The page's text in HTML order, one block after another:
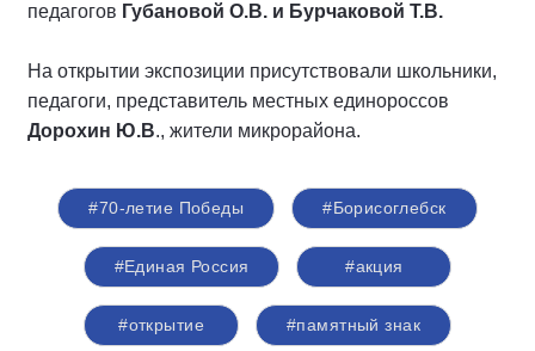
педагогов Губановой О.В. и Бурчаковой Т.В.
На открытии экспозиции присутствовали школьники,
педагоги, представитель местных единороссов
Дорохин Ю.В., жители микрорайона.
#70-летие Победы #Борисоглебск
#Единая Россия #акция
#открытие #памятный знак